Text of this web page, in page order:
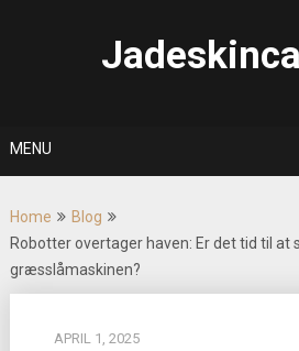
MENU
Home
Blog
Robotter overtager haven: Er det tid til at
græsslåmaskinen?
APRIL 1, 2025